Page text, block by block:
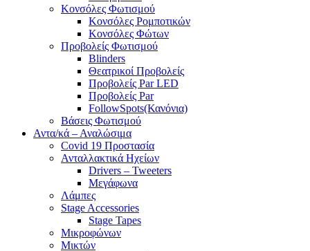
Κονσόλες Φωτισμού
Κονσόλες Ρομποτικών
Κονσόλες Φώτων
Προβολείς Φωτισμού
Blinders
Θεατρικοί Προβολείς
Προβολείς Par LED
Προβολείς Par
FollowSpots(Κανόνια)
Βάσεις Φωτισμού
Αντα/κά – Αναλώσιμα
Covid 19 Προστασία
Ανταλλακτικά Ηχείων
Drivers – Tweeters
Μεγάφωνα
Λάμπες
Stage Accessories
Stage Tapes
Μικροφώνων
Μικτών